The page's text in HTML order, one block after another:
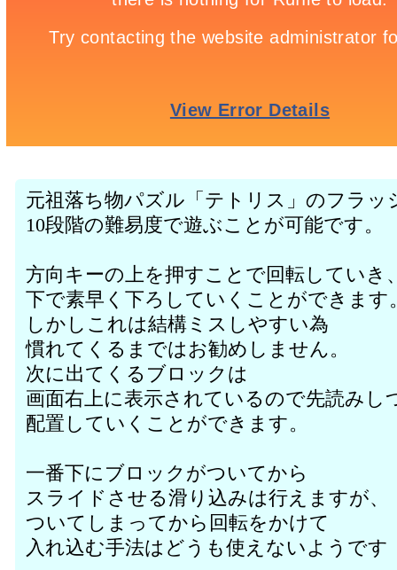
元祖落ち物パズル「テトリス」のフラッ
10段階の難易度で遊ぶことが可能です。
方向キーの上を押すことで回転していき
下で素早く下ろしていくことができます
しかしこれは結構ミスしやすい為
慣れてくるまではお勧めしません。
次に出てくるブロックは
画面右上に表示されているので先読みし
配置していくことができます。
一番下にブロックがついてから
スライドさせる滑り込みは行えますが、
ついてしまってから回転をかけて
入れ込む手法はどうも使えないようです